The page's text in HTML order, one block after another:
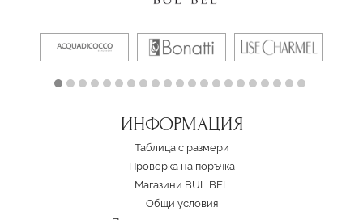
ИНФОРМАЦИЯ
Таблица с размери
Проверка на поръчка
Магазини BUL BEL
Oбщи условия